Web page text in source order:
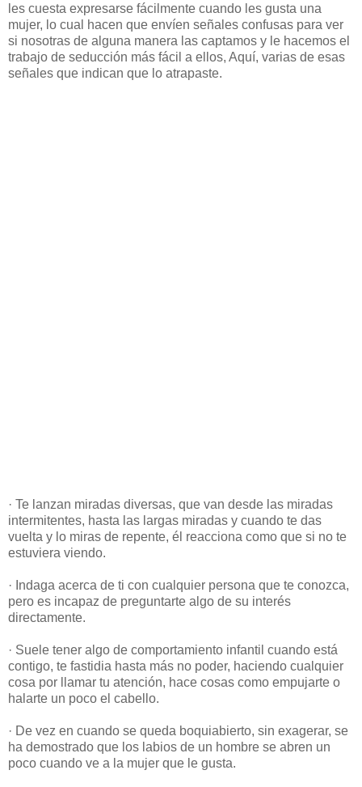
les cuesta expresarse fácilmente cuando les gusta una
mujer, lo cual hacen que envíen señales confusas para ver
si nosotras de alguna manera las captamos y le hacemos el
trabajo de seducción más fácil a ellos, Aquí, varias de esas
señales que indican que lo atrapaste.
· Te lanzan miradas diversas, que van desde las miradas
intermitentes, hasta las largas miradas y cuando te das
vuelta y lo miras de repente, él reacciona como que si no te
estuviera viendo.
· Indaga acerca de ti con cualquier persona que te conozca,
pero es incapaz de preguntarte algo de su interés
directamente.
· Suele tener algo de comportamiento infantil cuando está
contigo, te fastidia hasta más no poder, haciendo cualquier
cosa por llamar tu atención, hace cosas como empujarte o
halarte un poco el cabello.
· De vez en cuando se queda boquiabierto, sin exagerar, se
ha demostrado que los labios de un hombre se abren un
poco cuando ve a la mujer que le gusta.